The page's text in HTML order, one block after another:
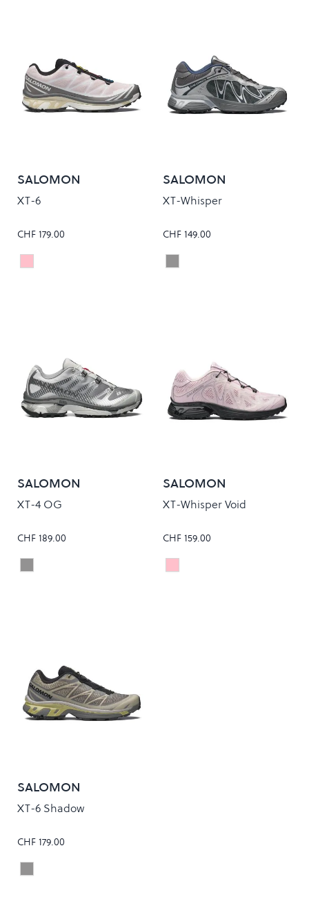
SALOMON
XT-6
CHF 179.00
Colour
CLOUDBURST/ICY PINK/TAPIOCA
SALOMON
XT-Whisper
CHF 149.00
Colour
CASTLEROCK/FTW SILVER
SALOMON
XT-4 OG
CHF 189.00
Colour
SHARKSKIN/DAWN BLUE/METAL
SALOMON
XT-Whisper Void
CHF 159.00
Colour
ICY PINK/BLACK/FTW
SALOMON
XT-6 Shadow
CHF 179.00
Colour
DARK GULL GRAY/BOG/SWEET PEA